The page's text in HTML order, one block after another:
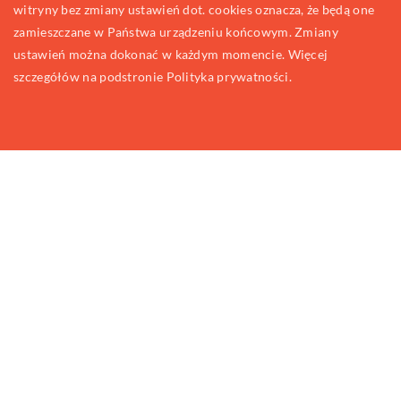
witryny bez zmiany ustawień dot. cookies oznacza, że będą one
zamieszczane w Państwa urządzeniu końcowym. Zmiany
ustawień można dokonać w każdym momencie. Więcej
szczegółów na podstronie Polityka prywatności.